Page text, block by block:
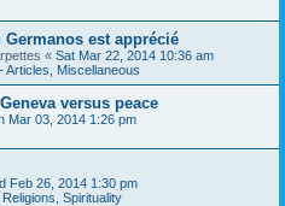
est apprécié
« Sat Mar 22, 2014 10:36 am
Articles, Miscellaneous
versus peace
Mar 03, 2014 1:26 pm
Feb 26, 2014 1:30 pm
Spirituality